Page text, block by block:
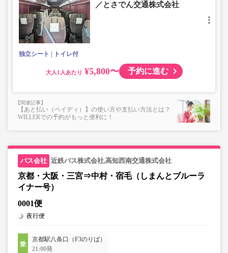
／とさでん交通株式会社
独立シート トイレ付
大人 ¥5,800〜 予約に進む
【あと払い（ペイディ）】の使い方や支払い方法とは？
WILLERでの予約がもっと便利に！
近鉄バス株式会社,高知西南交通株式会社
京都・大阪・三宮⇒中村・宿毛（しまんとブルーラ
イナー号）
0001便
夜行便
京都駅八条口（F3のりば）
21:00発